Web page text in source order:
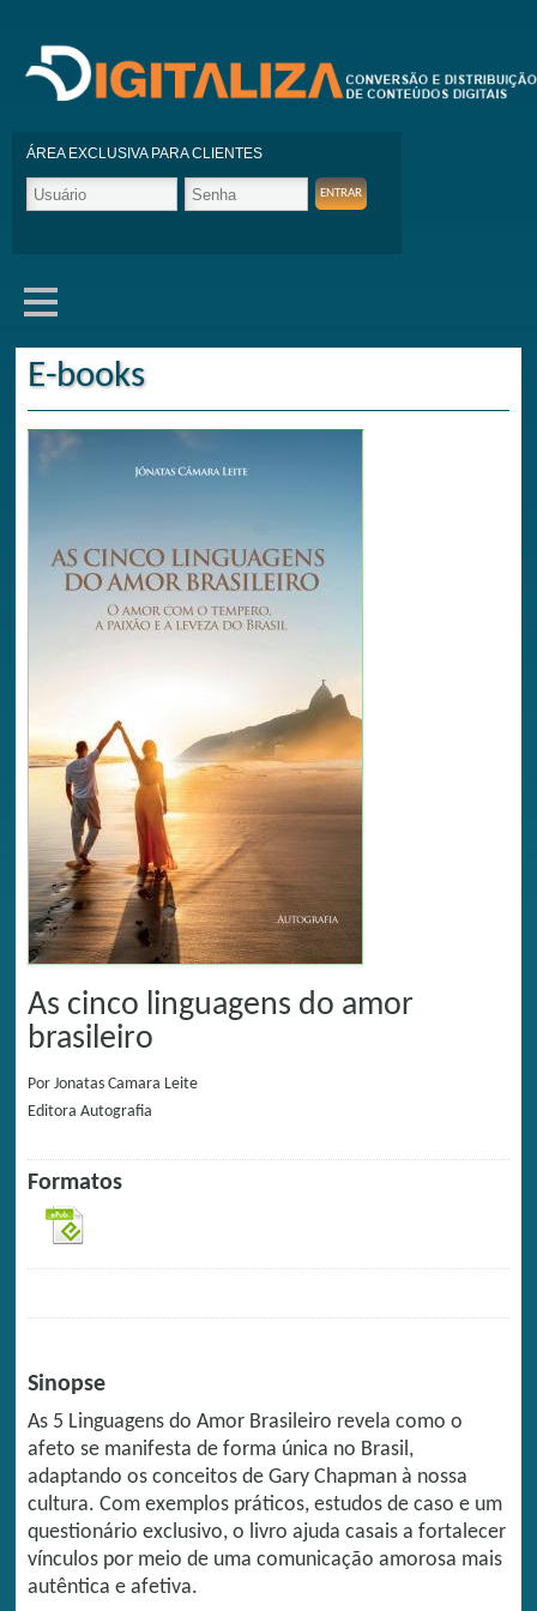
ÁREA EXCLUSIVA PARA CLIENTES
E-books
As cinco linguagens do amor
brasileiro
Por Jonatas Camara Leite
Editora Autografia
Formatos
Sinopse
As 5 Linguagens do Amor Brasileiro revela como o
afeto se manifesta de forma única no Brasil,
adaptando os conceitos de Gary Chapman à nossa
cultura. Com exemplos práticos, estudos de caso e um
questionário exclusivo, o livro ajuda casais a fortalecer
vínculos por meio de uma comunicação amorosa mais
autêntica e afetiva.